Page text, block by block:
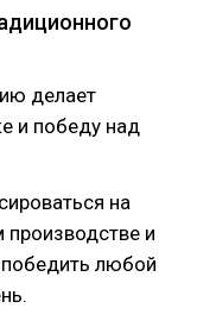
делает
и победу над
на
и
победить любой